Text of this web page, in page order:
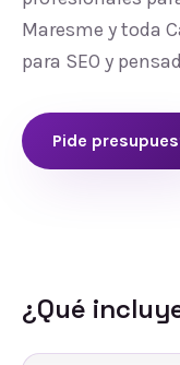
Maresme y toda
para SEO y
Pide
¿Qué